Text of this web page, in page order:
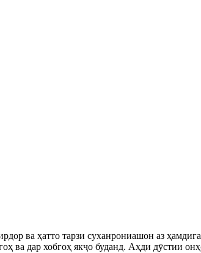
ва ҳатто тарзи суханрониашон аз
ва дар хобгоҳ якҷо буданд. Аҳди дӯстии